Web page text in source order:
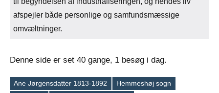
afspejler både personlige og samfundsmæssige
omvæltninger.
Denne side er set 40 gange, 1 besøg i dag.
Ane Jørgensdatter 1813-1892
Hemmeshøj sogn